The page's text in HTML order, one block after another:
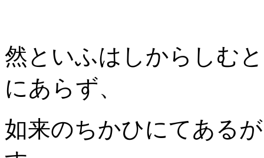
然といふはしからしむ
にあらず、
如来のちかひにてある